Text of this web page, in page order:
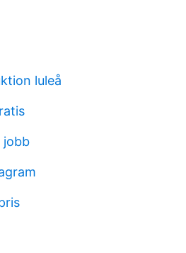
luleå
jobb